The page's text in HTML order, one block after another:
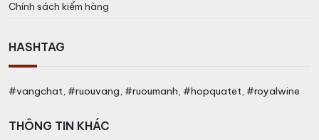
Chính sách kiểm hàng
HASHTAG
#vangchat, #ruouvang, #ruoumanh, #hopquatet, #royalwine
THÔNG TIN KHÁC